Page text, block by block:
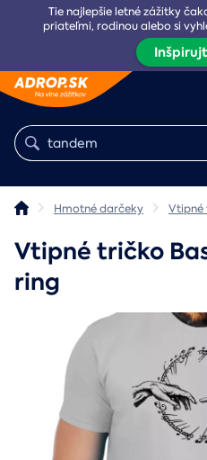
Tie najlepšie letné zážitky
priateľmi, rodinou alebo si
Hmotné darčeky Vtipné
Vtipné tričko
ring